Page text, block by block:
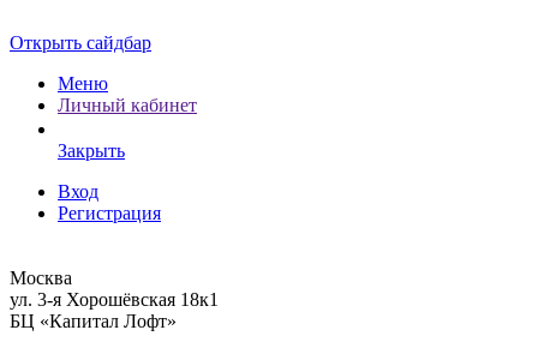
Открыть сайдбар
Меню
Личный кабинет
Закрыть
Вход
Регистрация
Москва
ул. 3-я Хорошёвская 18к1
БЦ «Капитал Лофт»